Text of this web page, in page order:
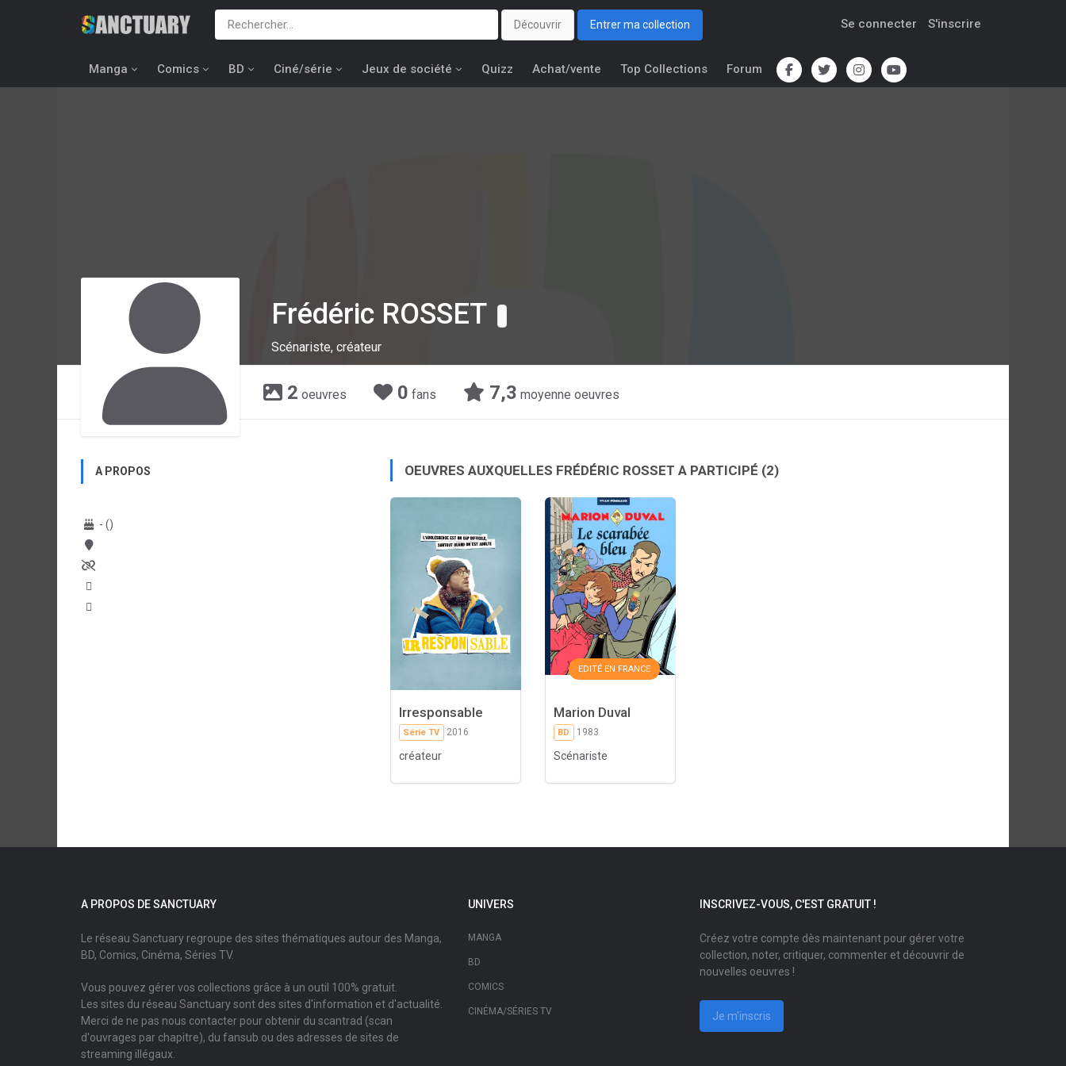
Découvrir Entrer ma collection Se connecter S'inscrire
Manga Comics BD Ciné/série Jeux de société Quizz Achat/vente Top Collections Forum
Frédéric ROSSET
Scénariste, créateur
2 oeuvres 0 fans 7,3 moyenne oeuvres
A PROPOS
- ()
OEUVRES AUXQUELLES FRÉDÉRIC ROSSET A PARTICIPÉ (2)
Irresponsable
Série TV 2016
créateur
EDITÉ EN FRANCE
Marion Duval
BD 1983
Scénariste
A PROPOS DE SANCTUARY
Le réseau Sanctuary regroupe des sites thématiques autour des Manga,
BD, Comics, Cinéma, Séries TV.
Vous pouvez gérer vos collections grâce à un outil 100% gratuit.
Les sites du réseau Sanctuary sont des sites d'information et d'actualité.
Merci de ne pas nous contacter pour obtenir du scantrad (scan
d'ouvrages par chapitre), du fansub ou des adresses de sites de
streaming illégaux.
UNIVERS
MANGA
BD
COMICS
CINÉMA/SÉRIES TV
INSCRIVEZ-VOUS, C'EST GRATUIT !
Créez votre compte dès maintenant pour gérer votre
collection, noter, critiquer, commenter et découvrir de
nouvelles oeuvres !
Je m'inscris